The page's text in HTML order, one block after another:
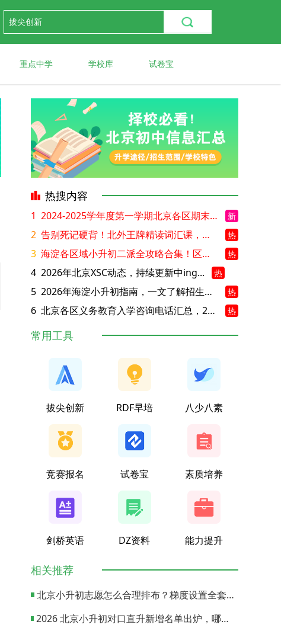
重点中学 学校库 试卷宝
热搜内容
1 2024-2025学年度第一学期北京各区期末考试真题试卷汇总 新
2 告别死记硬背！北外王牌精读词汇课，帮孩子突破英语词汇难关 热
3 海淀各区域小升初二派全攻略合集！区域一至五志愿填报、升学策略详解 热
4 2026年北京XSC动态，持续更新中ing... 热
5 2026年海淀小升初指南，一文了解招生政策要点 热
6 北京各区义务教育入学咨询电话汇总，25年小升初家长提前收藏 热
常用工具
拔尖创新 RDF早培 八少八素
竞赛报名 试卷宝 素质培养
剑桥英语 DZ资料 能力提升
相关推荐
北京小升初志愿怎么合理排布？梯度设置全套策略与填报避坑指南
2026 北京小升初对口直升新增名单出炉，哪些小学可以直升优质初中？